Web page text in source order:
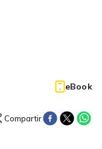
eBook